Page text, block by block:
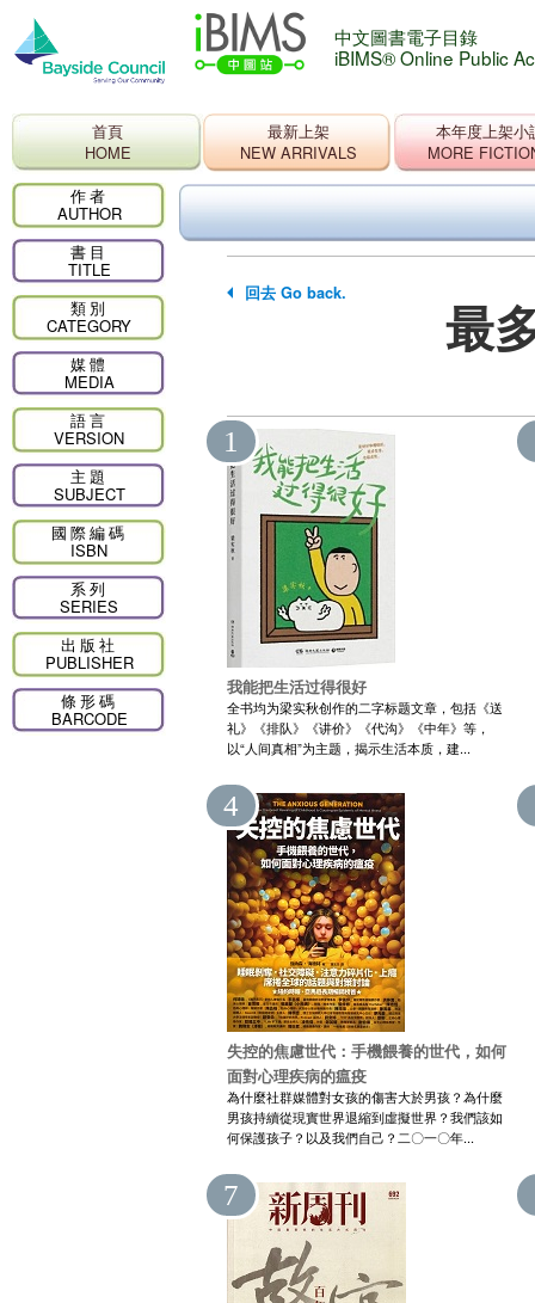
中文圖書電子目錄
iBIMS® Online Public
首頁
HOME
最新上架
NEW ARRIVALS
本年度上架小
MORE
回去 Go back. 最
1
我能把生活过得很好
全书均为梁实秋创作的二字标题文章，包括《送
礼》《排队》《讲价》《代沟》《中年》等，
以“人间真相”为主题，揭示生活本质，建...
4
失控的焦慮世代：手機餵養的世代，如何
面對心理疾病的瘟疫
為什麼社群媒體對女孩的傷害大於男孩？為什麼
男孩持續從現實世界退縮到虛擬世界？我們該如
何保護孩子？以及我們自己？二〇一〇年...
7
作者
AUTHOR
書目
TITLE
類別
CATEGORY
媒體
MEDIA
語言
VERSION
主題
SUBJECT
國際編碼
ISBN
系列
SERIES
出版社
PUBLISHER
條形碼
BARCODE